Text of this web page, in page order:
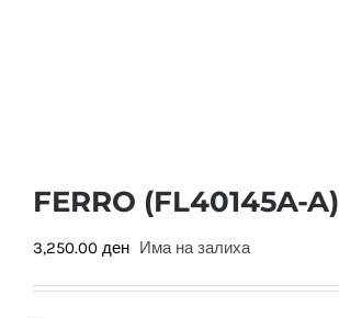
FERRO (FL40145A-A)
3,250.00 ден Има на залиха